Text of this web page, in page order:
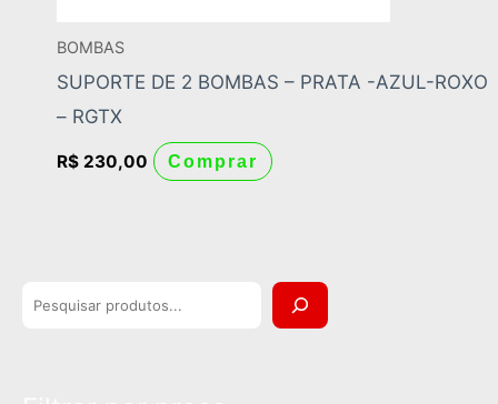
BOMBAS
SUPORTE DE 2 BOMBAS – PRATA -AZUL-ROXO
– RGTX
R$ 230,00 Comprar